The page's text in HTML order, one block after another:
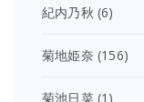
紀内乃秋 (6)
菊地姫奈 (156)
菊池日菜(1)